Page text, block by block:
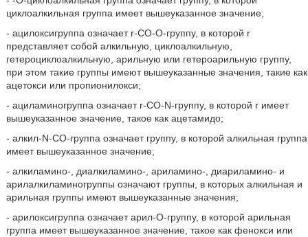
циклоалкильная группа имеет вышеуказанное значение;
- ацилоксигруппа означает r-СО-О-группу, в которой r
представляет собой алкильную, циклоалкильную,
гетероциклоалкильную, арильную или гетероарильную группу,
при этом такие группы имеют вышеуказанные значения, такие как
ацетокси или пропионилокси;
- ациламиногруппа означает r-СО-N-группу, в которой r имеет
вышеуказанное значение, такое как ацетамидо;
- алкил-N-СО-группа означает группу, в которой алкильная группа
имеет вышеуказанное значение;
- алкиламино-, диалкиламино-, ариламино-, диариламино- и
арилалкиламиногруппы означают группы, в которых алкильная и
арильная группы имеют вышеуказанные значения;
- арилоксигруппа означает арил-О-группу, в которой арильная
группа имеет вышеуказанное значение, такое как фенокси или